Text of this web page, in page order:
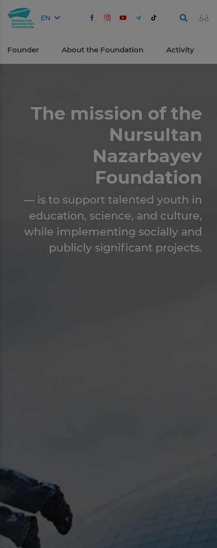
EN
Founder About the Foundation Activity
The mission of the
Nursultan
Nazarbayev
Foundation
— is to support talented youth in
education, science, and culture,
while implementing socially and
publicly significant projects.